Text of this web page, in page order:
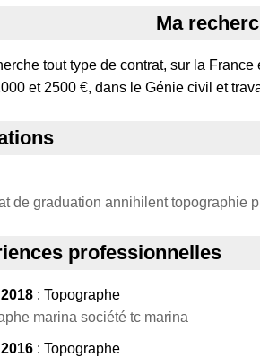
Ma
tout type de contrat, sur la
et 2500 €, dans le Génie civil et
de graduation annihilent topographie
professionnelles
: Topographe
marina société tc marina
: Topographe